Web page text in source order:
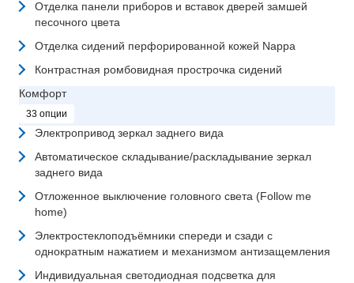
Отделка панели приборов и вставок дверей замшей
песочного цвета
Отделка сидений перфорированной кожей Nappa
Контрастная ромбовидная прострочка сидений
Комфорт
33 опции
Электропривод зеркал заднего вида
Автоматическое складывание/раскладывание зеркал
заднего вида
Отложенное выключение головного света (Follow me
home)
Электростеклоподъёмники спереди и сзади с
однократным нажатием и механизмом антизащемления
Индивидуальная светодиодная подсветка для